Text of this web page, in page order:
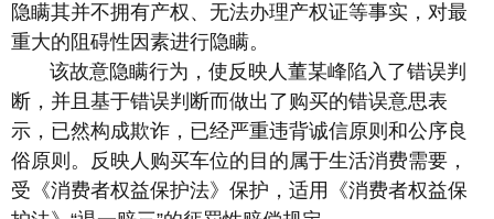
隐瞒其并不拥有产权、无法办理产权证等事实，对最
重大的阻碍性因素进行隐瞒。
该故意隐瞒行为，使反映人董某峰陷入了错误判
断，并且基于错误判断而做出了购买的错误意思表
示，已然构成欺诈，已经严重违背诚信原则和公序良
俗原则。反映人购买车位的目的属于生活消费需要，
受《消费者权益保护法》保护，适用《消费者权益保